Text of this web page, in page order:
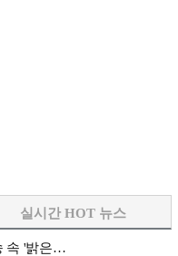
속 '밝은…
실시간 HOT 뉴스